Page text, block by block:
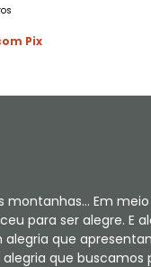
Pix
montanhas... Em meio
para ser alegre. E
alegria que
que buscamos